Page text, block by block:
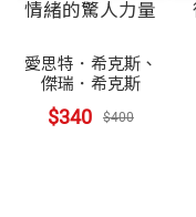
小提琴的高音區分
四大人格架構的美
排；而且，影片超
D的熱門演講。這
郵件，詢問該如何
究所翻譯學碩士。
自我的重要元素，
介。譯途上向來是
路闖蕩，原本以為
時才覺察到原來四
情緒的驚人力量
愛思特．希克斯、
傑瑞．希克斯
$340 $400